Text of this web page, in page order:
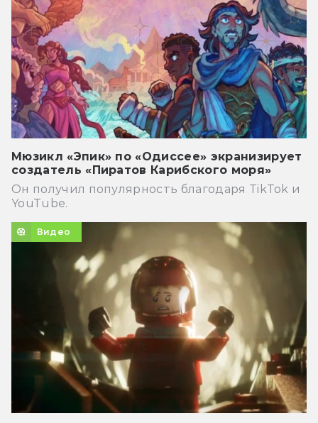
Мюзикл «Эпик» по «Одиссее» экранизирует
создатель «Пиратов Карибского моря»
Он получил популярность благодаря TikTok и
YouTube.
Видео